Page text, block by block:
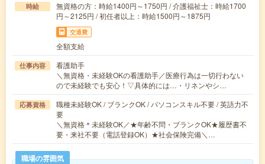
時給
無資格の方：時給1400円～1750円 / 介護福祉士：時給1700
円～2125円 / 初任者以上：時給1500円～1875円
交通費
全額支給
仕事内容
看護助手
＼無資格・未経験OKの看護助手／医療行為は一切行わない
ので未経験でも安心！▽具体的には…・リネンやシ…
応募資格
職種未経験OK / ブランクOK / パソコンスキル不要 / 英語力不
要
＼無資格＊未経験OK／★年齢不問・ブランクOK★履歴書不
要・来社不要（電話登録OK）★社会保険完備＼…
職場の雰囲気